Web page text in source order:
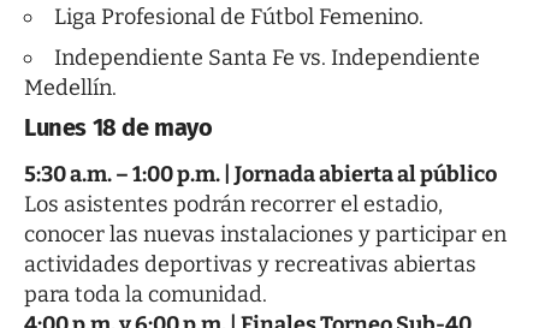
Liga Profesional de Fútbol Femenino.
Independiente Santa Fe vs. Independiente
Medellín.
Lunes 18 de mayo
5:30 a.m. – 1:00 p.m. | Jornada abierta al público
Los asistentes podrán recorrer el estadio,
conocer las nuevas instalaciones y participar en
actividades deportivas y recreativas abiertas
para toda la comunidad.